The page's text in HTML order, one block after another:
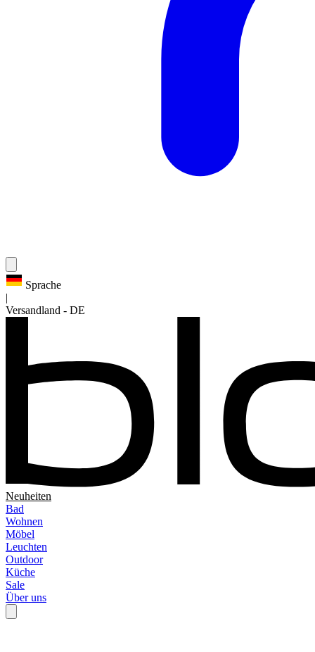
Sprache
Versandland - DE
Neuheiten
Bad
Wohnen
Möbel
Leuchten
Outdoor
Küche
Sale
Über uns